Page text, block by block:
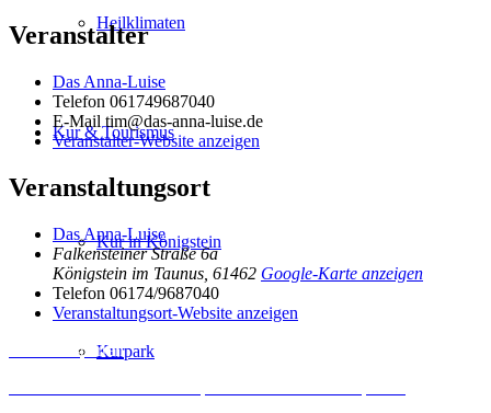
Heilklimaten
Kur & Tourismus
Kur in Königstein
Kurpark
Veranstalter
Das Anna-Luise
Telefon 061749687040
E-Mail tim@das-anna-luise.de
Veranstalter-Website anzeigen
Veranstaltungsort
Das Anna-Luise
Falkensteiner Straße 6a
Königstein im Taunus 61462 Google-Karte anzeigen
Telefon 06174/9687040
Veranstaltungsort-Website anzeigen
Inhalt entsperren